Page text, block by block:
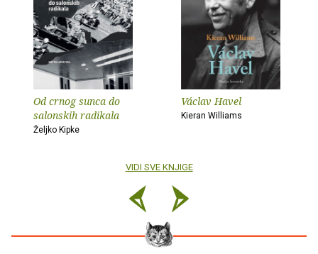
Od crnog sunca do
salonskih radikala
Željko Kipke
Václav Havel
Kieran Williams
VIDI SVE KNJIGE